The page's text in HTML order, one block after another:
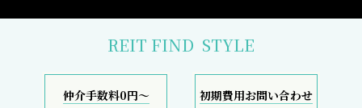
REIT FIND STYLE
仲介手数料0円～ 初期費用お問い合わせ